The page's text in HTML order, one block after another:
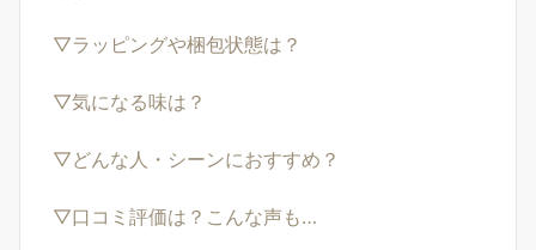
▽ラッピングや梱包状態は？
▽気になる味は？
▽どんな人・シーンにおすすめ？
▽口コミ評価は？こんな声も…